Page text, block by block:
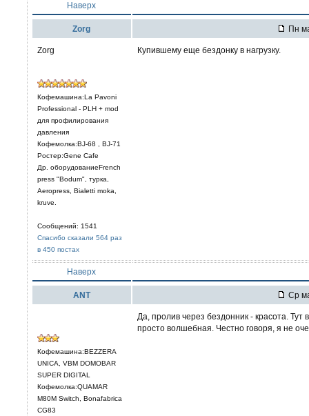
Наверх
Zorg Пн
Zorg
Кофемашина:La Pavoni
Professional - PLH + mod
для профилирования
давления
Кофемолка:BJ-68 , BJ-71
Ростер:Gene Cafe
Др. оборудованиеFrench
press "Bodum", турка,
Aeropress, Bialetti moka,
kruve.
Сообщений: 1541
Спасибо сказали 564 раз
в 450 постах
Купившему еще бездонку в нагрузку.
Наверх
ANT Ср
Кофемашина:BEZZERA
UNICA, VBM DOMOBAR
SUPER DIGITAL
Кофемолка:QUAMAR
M80M Switch, Bonafabrica
CG83
Да, пролив через бездонник - красота.
просто волшебная. Честно говоря, я не